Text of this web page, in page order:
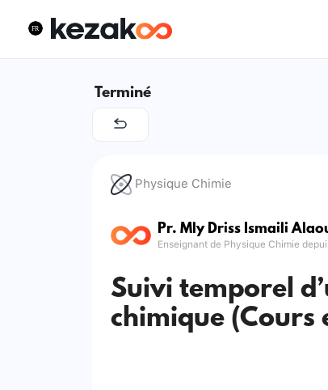
Terminé
Physique Chimie
Pr. Mly Driss Ismaili
Enseignant de Physique Chimie
Suivi temporel
chimique (Cours